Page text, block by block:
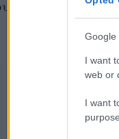
Google
I want
web or
I want
ομάδες,